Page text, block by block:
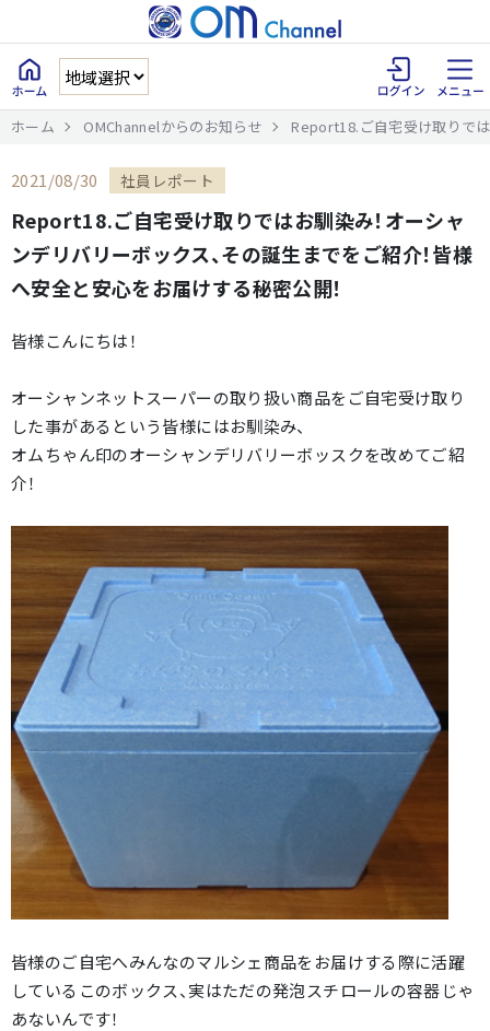
ホーム OMChannelからのお知らせ Report18.ご自宅受け取りで
2021/08/30 社員レポート
Report18.ご自宅受け取りではお馴染み！オーシャ
ンデリバリーボックス、その誕生までをご紹介！皆様
へ安全と安心をお届けする秘密公開！
皆様こんにちは！
オーシャンネットスーパーの取り扱い商品をご自宅受け取り
した事があるという皆様にはお馴染み、
オムちゃん印のオーシャンデリバリーボッスクを改めてご紹
介！
皆様のご自宅へみんなのマルシェ商品をお届けする際に活躍
しているこのボックス、実はただの発泡スチロールの容器じゃ
あないんです！